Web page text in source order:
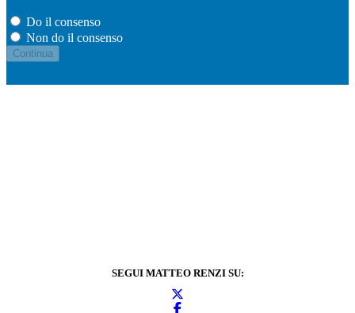
Do il consenso
Non do il consenso
SEGUI MATTEO RENZI SU: